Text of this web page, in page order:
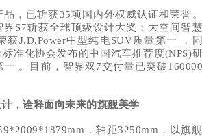
，已斩获35项国内外权威认证和荣誉。
S7斩获全球顶级设计大奖；大空间智慧
获J.D.Power中型纯电SUV质量第一 ，同
准化协会发布的中国汽车推荐度(NPS)研
一 。目前，智界双7交付量已突破160000
，诠释面向未来的旗舰美学
，轴距3250mm，以旗舰